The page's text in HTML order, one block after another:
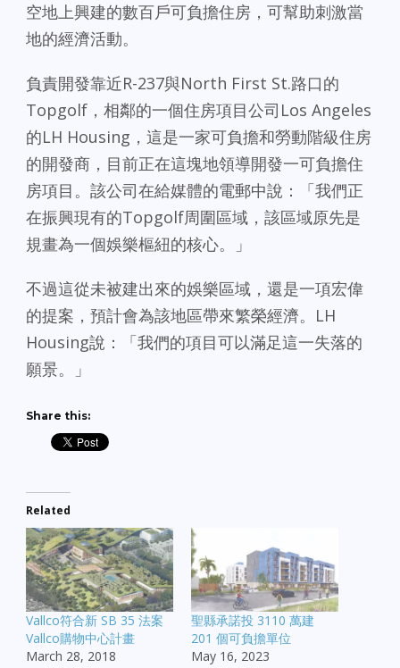
空地上興建的數百戶可負擔住房，可幫助刺激當
地的經濟活動。
負責開發靠近R-237與North First St.路口的
Topgolf，相鄰的一個住房項目公司Los Angeles
的LH Housing，這是一家可負擔和勞動階級住房
的開發商，目前正在這塊地領導開發一可負擔住
房項目。該公司在給媒體的電郵中說：「我們正
在振興現有的Topgolf周圍區域，該區域原先是
規畫為一個娛樂樞紐的核心。」
不過這從未被建出來的娛樂區域，還是一項宏偉
的提案，預計會為該地區帶來繁榮經濟。LH
Housing說：「我們的項目可以滿足這一失落的
願景。」
Share this:
Related
Vallco符合新 SB 35 法案
Vallco購物中心計畫
March 28, 2018
聖縣承諾投 3110 萬建
201 個可負擔單位
May 16, 2023